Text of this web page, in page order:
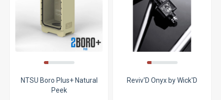
NTSU Boro Plus+ Natural
Peek
Reviv'D Onyx by Wick'D